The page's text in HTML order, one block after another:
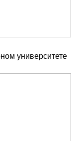
университете